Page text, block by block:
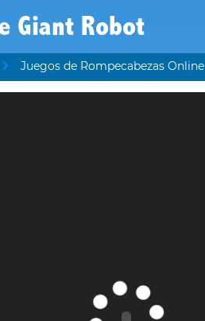
Giant Robot
Juegos de Rompecabezas Online